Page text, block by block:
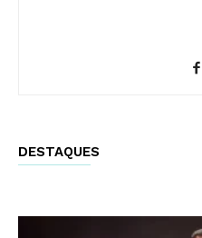
DESTAQUES